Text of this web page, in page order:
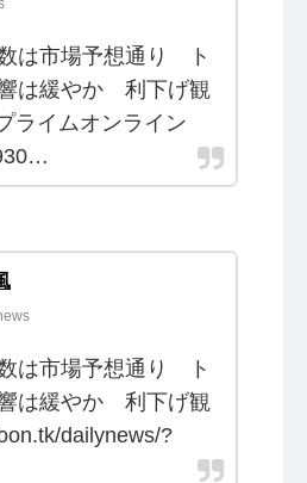
は市場予想通り ト
は緩やか 利下げ観
ライムオンライン
は市場予想通り ト
は緩やか 利下げ観
dailynews/?